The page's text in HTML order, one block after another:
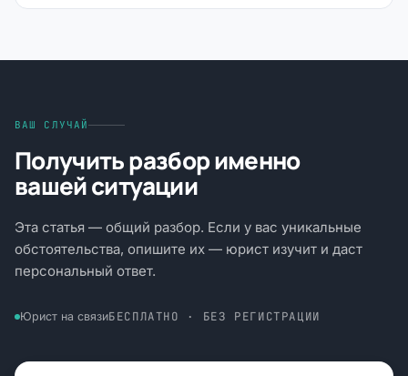
ВАШ СЛУЧАЙ
Получить разбор именно
вашей ситуации
Эта статья — общий разбор. Если у вас уникальные
обстоятельства, опишите их — юрист изучит и даст
персональный ответ.
Юрист на связиБЕСПЛАТНО · БЕЗ РЕГИСТРАЦИИ